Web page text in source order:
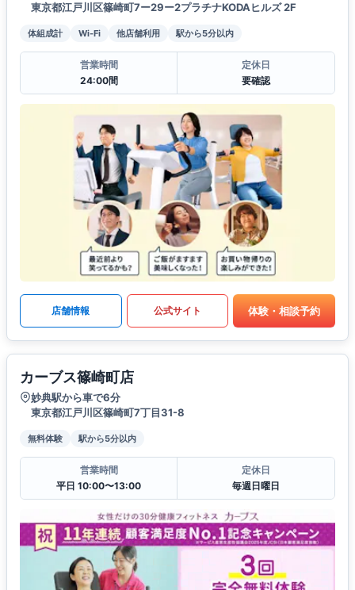
東京都江戸川区篠崎町7ー29ー2プラチナKODAヒルズ 2F
体組成計 Wi-Fi 他店舗利用 駅から5分以内
営業時間
24:00間
定休日
要確認
店舗情報 公式サイト 体験・相談予約
カーブス篠崎町店
妙典駅から車で6分
東京都江戸川区篠崎町7丁目31-8
無料体験 駅から5分以内
営業時間
平日 10:00〜13:00
定休日
毎週日曜日